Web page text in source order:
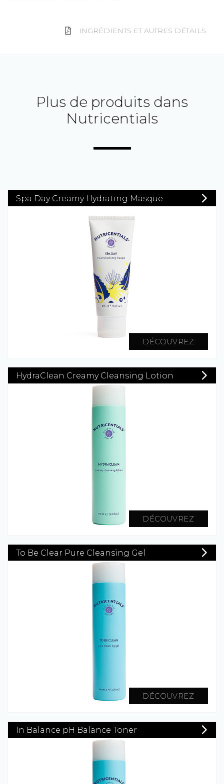
INGRÉDIENTS ET AUTRES DÉTAILS
Plus de produits dans
Nutricentials
Spa Day Creamy Hydrating Masque
DÉCOUVREZ
HydraClean Creamy Cleansing Lotion
DÉCOUVREZ
To Be Clear Pure Cleansing Gel
DÉCOUVREZ
In Balance pH Balance Toner